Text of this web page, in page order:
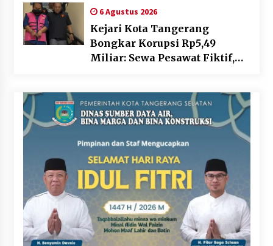
6 Agustus 2026
Kejari Kota Tangerang
Bongkar Korupsi Rp5,49
Miliar: Sewa Pesawat Fiktif,